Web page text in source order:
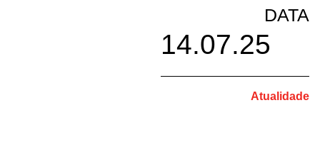
DATA
14.07.25
Atualidade